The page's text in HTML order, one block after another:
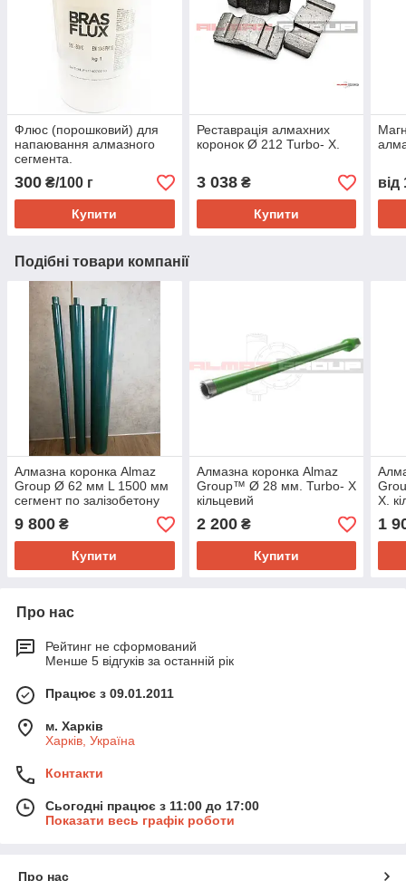
Флюс (порошковий) для
напаювання алмазного
сегмента.
300 ₴/100 г
Купити
Реставрація алмахних
коронок Ø 212 Turbo- Х.
3 038₴
Купити
від
Подібні товари компанії
Алмазна коронка Almaz
Group Ø 62 мм L 1500 мм
сегмент по залізобетону
9 800 ₴
Купити
Алмазна коронка Almaz
Group™ Ø 28 мм. Turbo- X
кільцевий
2 200₴
Купити
X.
1
Про нас
Рейтинг не сформований
Менше 5 відгуків за останній рік
Працює з 09.01.2011
м. Харків
Харків, Україна
Контакти
Сьогодні працює з 11:00 до 17:00
Показати весь графік роботи
Про нас